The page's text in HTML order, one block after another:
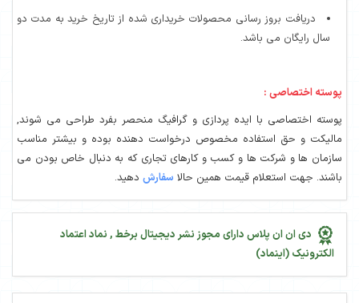
دریافت بروز رسانی محصولات خریداری شده از تاریخ خرید به مدت دو
سال رایگان می باشد.
پوسته اختصاصی :
پوسته اختصاصی با ایده پردازی و گرافیگ منحصر بفرد طراحی می شوند,
مالیکت و حق استفاده مخصوص درخواست دهنده بوده و بیشتر مناسب
سازمان ها و شرکت ها و کسب و کارهای تجاری که به دنبال خاص بودن می
باشند. جهت استعلام قیمت همین حالا سفارش دهید.
دی ان ان پلاس دارای مجوز نشر دیجیتال برخط , نماد اعتماد
الکترونیک (اینماد)